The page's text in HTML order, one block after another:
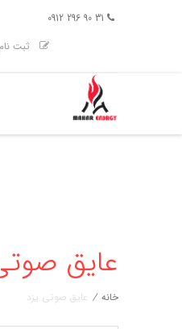
ثبت نام
عایق
خانه / عایق صوتی یزد